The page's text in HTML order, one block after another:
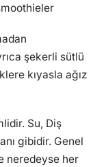
şekerli sütlü
kıyasla ağız
Su, Diş
gibidir. Genel
neredeyse her